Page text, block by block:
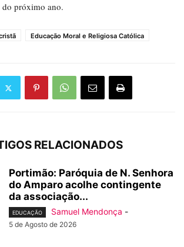
próximo ano.
Educação Moral e Religiosa Católica
RELACIONADOS
Portimão: Paróquia de N. Senhora
do Amparo acolhe contingente
da associação...
EDUCAÇÃO Samuel Mendonça -
5 de Agosto de 2026